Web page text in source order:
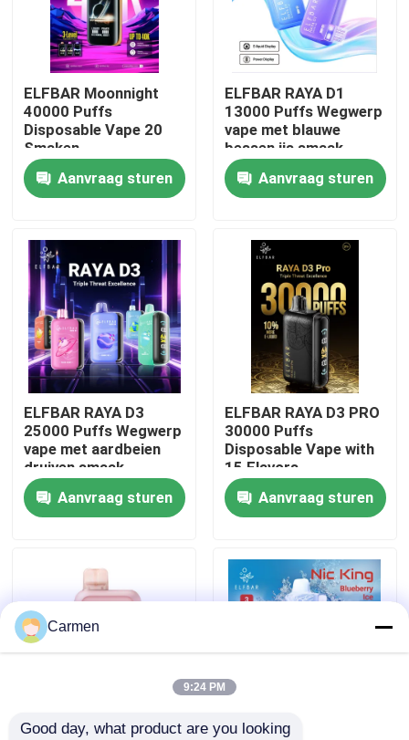
Producten
Videos
Over ons
Fabrieksreis
Kwaliteitscontrole
Vraag een offerte aan
ELFBAR Vape
ELFBAR Moonnight
40000 Puffs
Disposable Vape 20
Smaken
Aanvraag sturen
ELFBAR RAYA D1
13000 Puffs Wegwerp
vape met blauwe
bessen ijs smaak
Aanvraag sturen
ELFBAR RAYA D3
25000 Puffs Wegwerp
vape met aardbeien
druiven smaak
Aanvraag sturen
ELFBAR RAYA D3 PRO
30000 Puffs
Disposable Vape with
15 Flavors
Aanvraag sturen
85 x 43 x 22 mm ELFBAR NICKING
Carmen
9:24 PM
Good day, what product are you looking